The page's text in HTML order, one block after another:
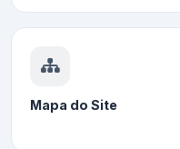
Mapa do Site